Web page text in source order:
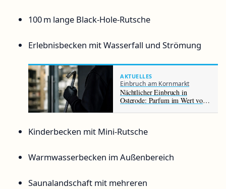
100 m lange Black-Hole-Rutsche
Erlebnisbecken mit Wasserfall und Strömung
AKTUELLES
Einbruch am Kornmarkt
Nächtlicher Einbruch in
Osterode: Parfum im Wert von
Kinderbecken mit Mini-Rutsche
Warmwasserbecken im Außenbereich
Saunalandschaft mit mehreren